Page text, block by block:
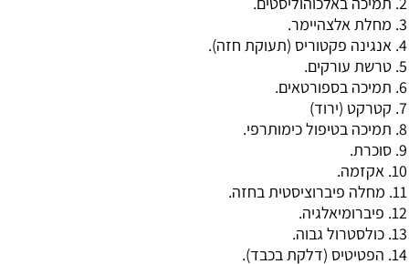
3. מחלת אלצהיימר.
4. אנגינה פקטוריס (תעוקת חזה).
5. טרשת עורקים.
6. תמיכה בספורטאים.
7. קטרקט (ירוד)
8. תמיכה בטיפול כימותרפי.
9. סוכרת.
10. אקזמה.
11. מחלה פיברוציסטית בחזה.
12. פיברומיאלגיה.
13. כולסטרול גבוה.
14. הפטיטיס (דלקת בכבד).